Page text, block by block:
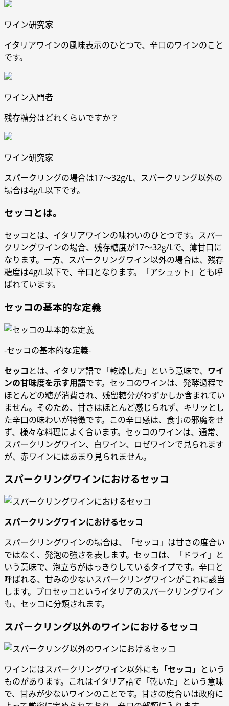
ワイン研究家
イタリアワインの風味表示のひとつで、辛口のワインのこと
です。
ワイン入門者
残存糖分はどれくらいですか？
ワイン研究家
スパークリングの場合は17〜32g/L、スパークリング以外の
場合は4g/L以下です。
セッコとは。
セッコとは、イタリアワインの味わいのひとつです。スパー
クリングワインの場合、残存糖度が17〜32g/Lで、薄甘口に
なります。一方、スパークリングワイン以外の場合は、残存
糖度は4g/L以下で、辛口となります。「アシュット」とも呼
ばれています。
セッコの基本的な定義
-セッコの基本的な定義-
セッコ とは、イタリア語で「乾燥した」という意味で、 ワイ
ンの甘味度を示す用語です。セッコのワインは、発酵過程で
ほとんどの糖が消費され、残留糖分がわずかしか含まれてい
ません。そのため、甘さはほとんど感じられず、キリッとし
た辛口の味わいが特徴です。この辛口感は、食事の邪魔をせ
ず、様々な料理によく合います。セッコのワインは、通常、
スパークリングワイン、白ワイン、ロゼワインで見られます
が、赤ワインにはあまり見られません。
スパークリングワインにおけるセッコ
スパークリングワインにおけるセッコ
スパークリングワインの場合は、「セッコ」は甘さの度合い
ではなく、発泡の強さを表します。セッコは、「ドライ」と
いう意味で、泡立ちがはっきりしているタイプです。辛口と
呼ばれる、甘みの少ないスパークリングワインがこれに該当
します。プロセッコというイタリアのスパークリングワイン
も、セッコに分類されます。
スパークリング以外のワインにおけるセッコ
ワインにはスパークリングワイン以外にも 「セッコ」 という
ものがあります。これはイタリア語で「乾いた」という意味
で、甘みが少ないワインのことです。甘さの度合いは政府に